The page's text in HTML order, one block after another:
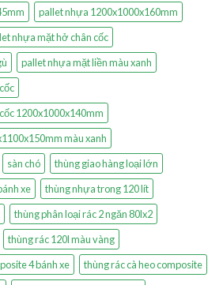
pallet nhựa 1200x1000x160mm
nhựa mặt hở chân cốc
pallet nhựa mặt liền màu xanh
1200x1000x140mm
màu xanh
sàn chó
thùng giao hàng loại lớn
xe
thùng nhựa trong 120 lít
thùng phân loại rác 2 ngăn 80lx2
thùng rác 120l màu vàng
4 bánh xe
thùng rác cà heo composite